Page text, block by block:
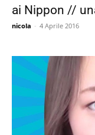
ai Nippon //
nicola - 4 Aprile 2016